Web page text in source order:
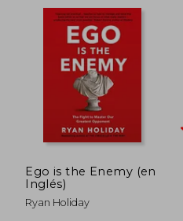
Ego is the Enemy (en
Inglés)
Ryan Holiday